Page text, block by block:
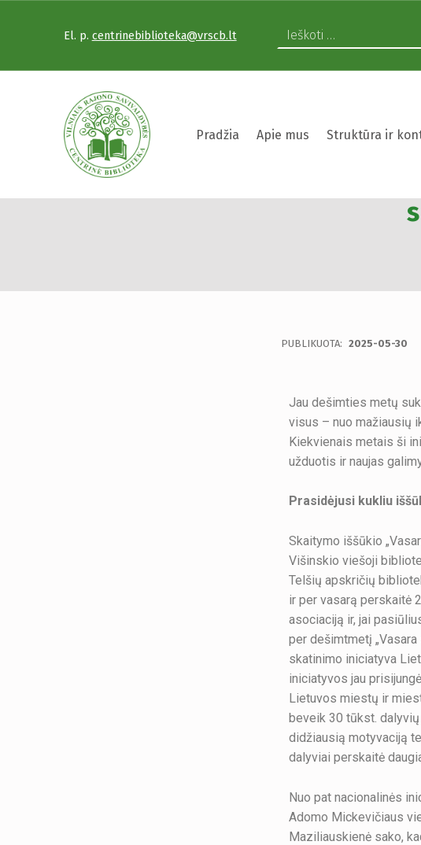
VILNIAUS RAJONO SAVIVALDYBĖS CENTRINĖ BIBLIOTEKA Pradžia Apie mus Struktūra ir
El. p. centrinebiblioteka@vrscb.lt
Dešimtmetį minintis
PUBLIKUOTA: 2025-05-30
Jau dešimties metų
visus – nuo mažiausių
Kiekvienais metais ši
užduotis ir naujas
Prasidėjusi kukliu
Skaitymo iššūkio
Višinskio viešoji
Telšių apskričių
ir per vasarą perskaitė
asociaciją ir, jai
per dešimtmetį
skatinimo iniciatyva
iniciatyvos jau
Lietuvos miestų ir
beveik 30 tūkst.
didžiausią motyvaciją
dalyviai perskaitė
Nuo pat nacionalinės
Adomo Mickevičiaus
Maziliauskienė sako,